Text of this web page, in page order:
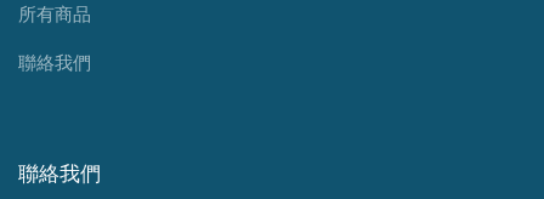
所有商品
聯絡我們
聯絡我們